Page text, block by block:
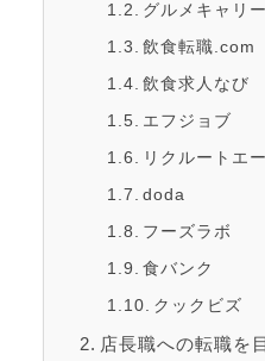
グルメキャリー
飲食転職.com
飲食求人なび
エフジョブ
リクルートエ
doda
フーズラボ
食バンク
クックビズ
店長職への転職を